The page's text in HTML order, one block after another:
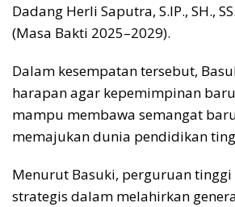
Dadang Herli Saputra, S.IP., SH.,
(Masa Bakti 2025–2029).
Dalam kesempatan tersebut,
harapan agar kepemimpinan
mampu membawa semangat
memajukan dunia pendidikan
Menurut Basuki, perguruan
strategis dalam melahirkan